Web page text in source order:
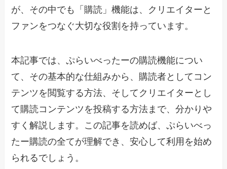
が、その中でも「購読」機能は、クリエイターと
ファンをつなぐ大切な役割を持っています。
本記事では、ぷらいべったーの購読機能につい
て、その基本的な仕組みから、購読者としてコン
テンツを閲覧する方法、そしてクリエイターとし
て購読コンテンツを投稿する方法まで、分かりや
すく解説します。この記事を読めば、ぷらいべっ
たー購読の全てが理解でき、安心して利用を始め
られるでしょう。